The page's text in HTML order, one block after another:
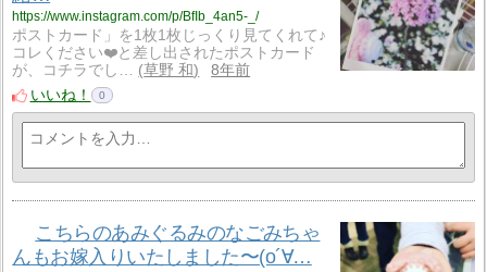
https://www.instagram.com/p/BfIb_4an5-_/
ポストカード」を1枚1枚じっくり見てくれて♪
コレください❤️と差し出されたポストカード
が、コチラでし…
草野 和
8年前
いいね！
0
こちらのあみぐるみのなごみちゃ
んもお嫁入りいたしました〜(о´∀…